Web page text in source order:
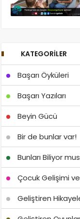
KATEGORILER
Başarı Öyküleri
Başarı Yazıları
Beyin Gücü
Bir de bunlar var!
Bunları Biliyor
Çocuk Gelişimi
Geliştiren